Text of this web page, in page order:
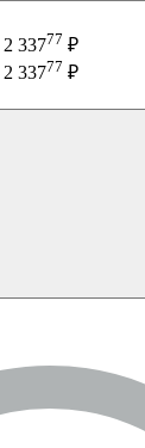
2 33777 ₽
2 33777 ₽